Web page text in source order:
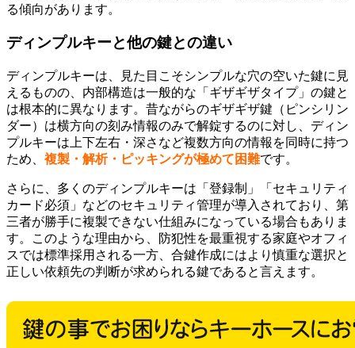
る傾向があります。
ディンプルキーと他の鍵との違い
ディンプルキーは、見た目こそシンプルな穴の空いた鍵に見
えるものの、内部構造は一般的な「ギザギザタイプ」の鍵と
は根本的に異なります。昔ながらのギザギザ鍵（ピンシリン
ダー）は横方向の刻み情報のみで解錠するのに対し、ディン
プルキーは上下左右・深さなど複数方向の情報を同時に持つ
ため、 複製・解析・ピッキングが極めて困難です。
さらに、多くのディンプルキーは「登録制」「セキュリティ
カード必須」などのセキュリティ管理が導入されており、第
三者が勝手に複製できない仕組みになっている場合もありま
す。このような理由から、防犯性を最重視する家庭やオフィ
スでは標準採用される一方、合鍵作成にはより慎重な選択と
正しい依頼先の判断が求められる鍵であると言えます。